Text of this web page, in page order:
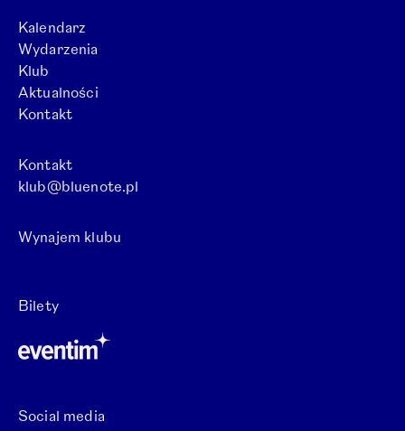
Kalendarz
Wydarzenia
Klub
Aktualności
Kontakt
Kontakt
klub@bluenote.pl
Wynajem klubu
BiletyOtwórz link w nowej karcie.
Social media